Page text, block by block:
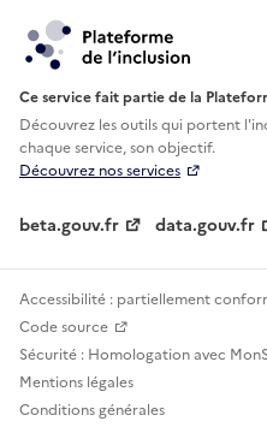
Ce service fait partie de la
Découvrez les outils qui portent
chaque service, son objectif.
Découvrez nos services
beta.gouv.fr data.gouv.fr
Accessibilité : partiellement
Code source
Sécurité : Homologation avec
Mentions légales
Conditions générales